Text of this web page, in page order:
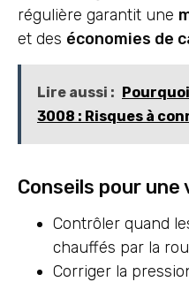
régulière garantit une
et des économies de
Lire aussi :
3008 : Risques à
Conseils pour
Contrôler quand
chauffés par la
Corriger la